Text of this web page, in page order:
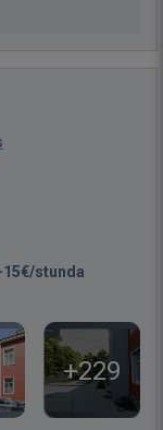
15€/stunda
+229